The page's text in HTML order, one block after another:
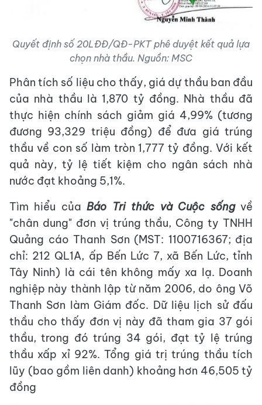
Quyết định số 20LĐĐ/QĐ-PKT phê duyệt kết quả lựa
chọn nhà thầu. Nguồn: MSC
Phân tích số liệu cho thấy, giá dự thầu ban đầu
của nhà thầu là 1,870 tỷ đồng. Nhà thầu đã
thực hiện chính sách giảm giá 4,99% (tương
đương 93,329 triệu đồng) để đưa giá trúng
thầu về con số làm tròn 1,777 tỷ đồng. Với kết
quả này, tỷ lệ tiết kiệm cho ngân sách nhà
nước đạt khoảng 5,1%.
Tìm hiểu củaBáo Tri thức và Cuộc sốngvề
"chân dung" đơn vị trúng thầu, Công ty TNHH
Quảng cáo Thanh Sơn (MST: 1100716367; địa
chỉ: 212 QL1A, ấp Bến Lức 7, xã Bến Lức, tỉnh
Tây Ninh) là cái tên không mấy xa lạ. Doanh
nghiệp này thành lập từ năm 2006, do ông Võ
Thanh Sơn làm Giám đốc. Dữ liệu lịch sử đấu
thầu cho thấy đơn vị này đã tham gia 37 gói
thầu, trong đó trúng 34 gói, đạt tỷ lệ trúng
thầu xấp xỉ 92%. Tổng giá trị trúng thầu tích
lũy (bao gồm liên danh) khoảng hơn 46,505 tỷ
đồng